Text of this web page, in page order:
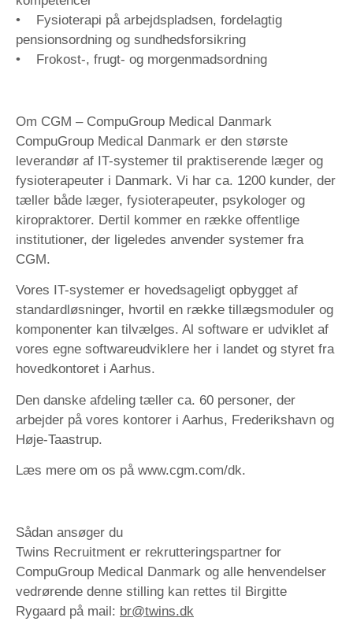
• Fysioterapi på arbejdspladsen, fordelagtig
pensionsordning og sundhedsforsikring
• Frokost-, frugt- og morgenmadsordning
Om CGM – CompuGroup Medical Danmark
CompuGroup Medical Danmark er den største
leverandør af IT-systemer til praktiserende læger og
fysioterapeuter i Danmark. Vi har ca. 1200 kunder, der
tæller både læger, fysioterapeuter, psykologer og
kiropraktorer. Dertil kommer en række offentlige
institutioner, der ligeledes anvender systemer fra
CGM.
Vores IT-systemer er hovedsageligt opbygget af
standardløsninger, hvortil en række tillægsmoduler og
komponenter kan tilvælges. Al software er udviklet af
vores egne softwareudviklere her i landet og styret fra
hovedkontoret i Aarhus.
Den danske afdeling tæller ca. 60 personer, der
arbejder på vores kontorer i Aarhus, Frederikshavn og
Høje-Taastrup.
Læs mere om os på www.cgm.com/dk.
Sådan ansøger du
Twins Recruitment er rekrutteringspartner for
CompuGroup Medical Danmark og alle henvendelser
vedrørende denne stilling kan rettes til Birgitte
Rygaard på mail: br@twins.dk